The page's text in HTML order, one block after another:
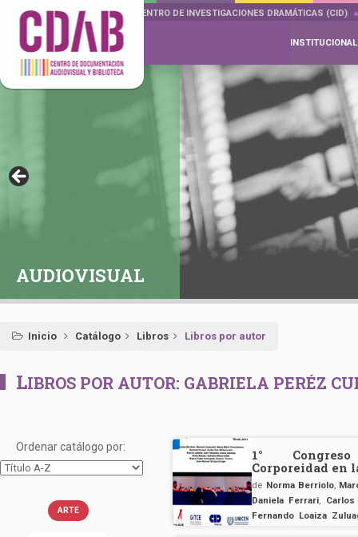
DOCUMENTA DRAMÁTICAS CENTRO DE INVESTIGACIONES DRAMÁTICAS (CID)
INSTITUCIONAL
AUDIOVISUAL
Inicio Catálogo Libros Libros por autor
LIBROS POR AUTOR: GABRIELA PERÉZ
Ordenar catálogo por:
ARTE
1°
Corporeidad en
de Norma Berriolo,
Daniela Ferrari,
Fernando Loaiza